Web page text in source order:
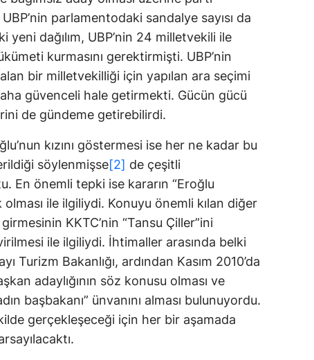
parlamentodaki sandalye sayısı da
yeni dağılım, UBP’nin 24 milletvekili ile
kurmasını gerektirmişti. UBP’nin
bir milletvekilliği için yapılan ara seçimi
güvenceli hale getirmekti. Gücün gücü
de gündeme getirebilirdi.
kızını göstermesi ise her ne kadar bu
söylenmişse[2] de çeşitli
En önemli tepki ise kararın “Eroğlu
olması ile ilgiliydi. Konuyu önemli kılan diğer
KKTC’nin “Tansu Çiller”ini
ile ilgiliydi. İhtimaller arasında belki
Turizm Bakanlığı, ardından Kasım 2010’da
adaylığının söz konusu olması ve
başbakanı” ünvanını alması bulunuyordu.
gerçekleşeceği için her bir aşamada